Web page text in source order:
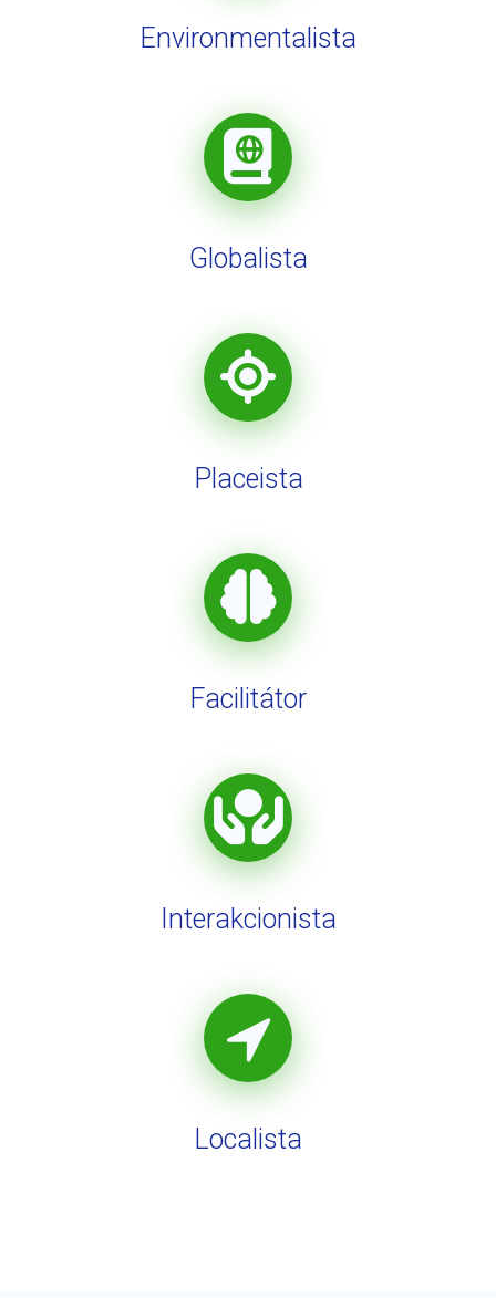
Environmentalista
Globalista
Placeista
Facilitátor
Interakcionista
Localista